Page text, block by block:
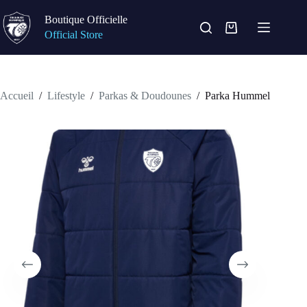
au
contenu
Boutique Officielle
Official Store
Panier
Accueil / Lifestyle / Parkas & Doudounes / Parka Hummel